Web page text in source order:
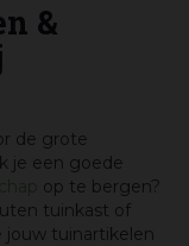
&
de grote
je een goede
op te bergen?
tuinkast of
jouw tuinartikelen